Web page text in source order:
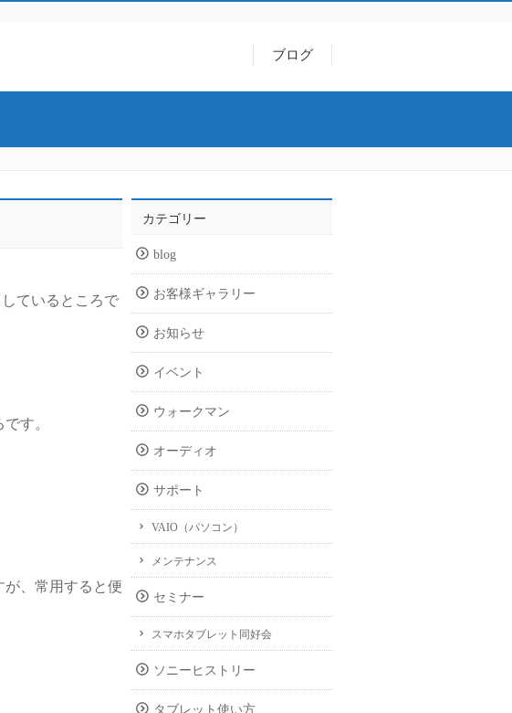
ブログ
ているところで
す。
、常用すると便
カテゴリー
blog
お客様ギャラリー
お知らせ
イベント
ウォークマン
オーディオ
サポート
VAIO（パソコン）
メンテナンス
セミナー
スマホタブレット同好会
ソニーヒストリー
タブレット使い方